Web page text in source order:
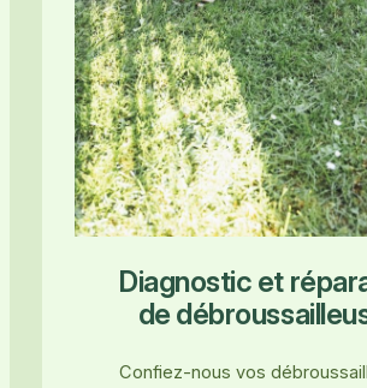
Diagnostic et
de
Confiez-nous vos